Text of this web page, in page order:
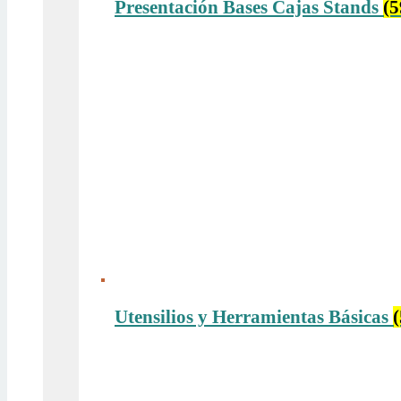
Presentación Bases Cajas Stands
Utensilios y Herramientas Básicas